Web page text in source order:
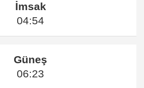
İmsak
04:54
Güneş
06:23